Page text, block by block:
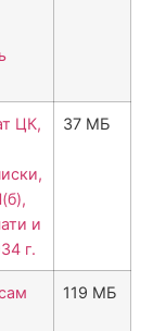
ЦК,
и
г.
37 МБ
119 МБ